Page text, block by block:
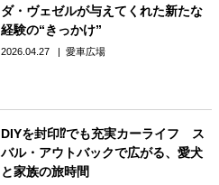
ダ・ヴェゼルが与えてくれた新たな
経験の“きっかけ”
2026.04.27 愛車広場
DIYを封印⁉でも充実カーライフ ス
バル・アウトバックで広がる、愛犬
と家族の旅時間